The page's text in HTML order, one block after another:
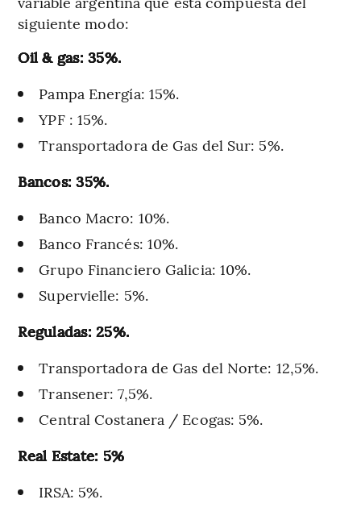
siguiente modo:
Oil & gas: 35%.
Pampa Energía: 15%.
YPF : 15%.
Transportadora de Gas del Sur: 5%.
Bancos: 35%.
Banco Macro: 10%.
Banco Francés: 10%.
Grupo Financiero Galicia: 10%.
Supervielle: 5%.
Reguladas: 25%.
Transportadora de Gas del Norte: 12,5%.
Transener: 7,5%.
Central Costanera / Ecogas: 5%.
Real Estate: 5%
IRSA: 5%.